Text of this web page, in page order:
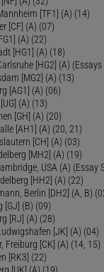
[TF1] (A) (14)
[CF] (A) (07)
(A) (22)
[HG1] (A) (18)
[HG2] (A)
[MG2] (A) (13)
[AG1] (A) (06)
(A) (13)
[GH] (A) (20)
[AH1] (A) (20, 21)
[CH] (A) (03)
[MH2] (A) (19)
USA (A) (Essay
[HH2] (A) (22)
Berlin [DH2] (A, B)
[GJ] (B) (09)
[RJ] (A) (28)
[JK] (A) (04)
Freiburg [CK] (A) (14, 15)
[RK3] (22)
[UK] (A) (19)